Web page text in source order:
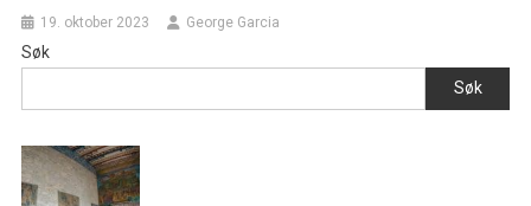
19. oktober 2023 George Garcia
Søk
Søk